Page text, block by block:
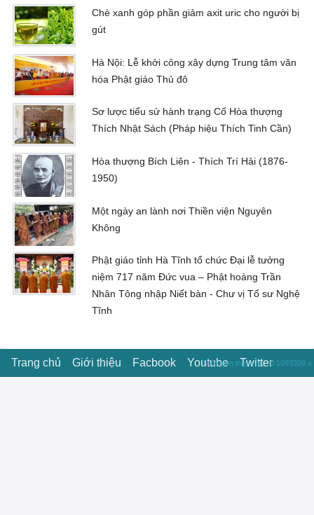
Chè xanh góp phần giảm axit uric cho người bị
gút
Hà Nội: Lễ khởi công xây dựng Trung tâm văn
hóa Phật giáo Thủ đô
Sơ lược tiểu sử hành trạng Cố Hòa thượng
Thích Nhật Sách (Pháp hiệu Thích Tinh Cần)
Hòa thượng Bích Liên - Thích Trí Hải (1876-
1950)
Một ngày an lành nơi Thiền viện Nguyên
Không
Phật giáo tỉnh Hà Tĩnh tổ chức Đại lễ tưởng
niệm 717 năm Đức vua – Phật hoàng Trần
Nhân Tông nhập Niết bàn - Chư vị Tổ sư Nghệ
Tĩnh
Trang chủ Giới thiệu Facbook Youtube Twitter
Thời gian truy vấn : 0.1093399 s